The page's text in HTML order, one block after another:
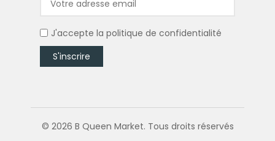
J'accepte la politique de confidentialité
© 2026 B Queen Market. Tous droits réservés